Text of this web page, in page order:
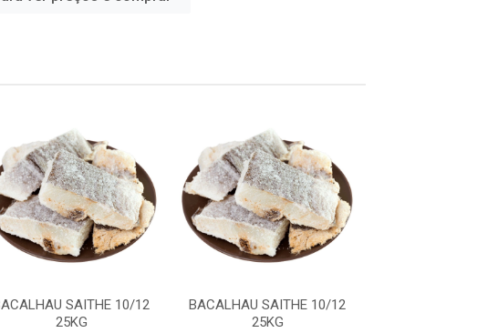
SAITHE 10/12
25KG
BACALHAU SAITHE 10/12
25KG